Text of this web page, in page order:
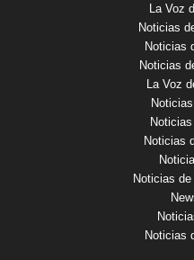
La Voz
Noticias
Noticias
Noticias
La Voz
Noticias
Noticias
Noticias